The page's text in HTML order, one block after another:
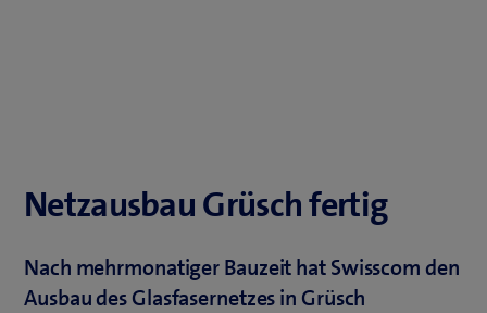
Netzausbau Grüsch fertig
Nach mehrmonatiger Bauzeit hat Swisscom den
Ausbau des Glasfasernetzes in Grüsch